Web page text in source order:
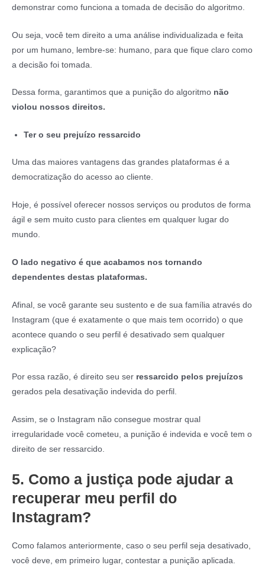
demonstrar como funciona a tomada de decisão do algoritmo.
Ou seja, você tem direito a uma análise individualizada e feita
por um humano, lembre-se: humano, para que fique claro como
a decisão foi tomada.
Dessa forma, garantimos que a punição do algoritmo não
violou nossos direitos.
Ter o seu prejuízo ressarcido
Uma das maiores vantagens das grandes plataformas é a
democratização do acesso ao cliente.
Hoje, é possível oferecer nossos serviços ou produtos de forma
ágil e sem muito custo para clientes em qualquer lugar do
mundo.
O lado negativo é que acabamos nos tornando
dependentes destas plataformas.
Afinal, se você garante seu sustento e de sua família através do
Instagram (que é exatamente o que mais tem ocorrido) o que
acontece quando o seu perfil é desativado sem qualquer
explicação?
Por essa razão, é direito seu ser ressarcido pelos prejuízos
gerados pela desativação indevida do perfil.
Assim, se o Instagram não consegue mostrar qual
irregularidade você cometeu, a punição é indevida e você tem o
direito de ser ressarcido.
5. Como a justiça pode ajudar a
recuperar meu perfil do
Instagram?
Como falamos anteriormente, caso o seu perfil seja desativado,
você deve, em primeiro lugar, contestar a punição aplicada.